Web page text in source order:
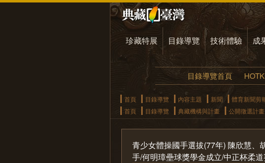
珍藏特展 目錄導覽 技術體驗 成
目錄導覽首頁
首頁 目錄導覽 內容主題 新聞 體育新聞剪
首頁
目錄導覽 典藏機構與計畫 公開徵選計畫
青少女體操國手選拔(77年) 陳欣慧、
手/何明璋壘球獎學金成立/中正杯柔